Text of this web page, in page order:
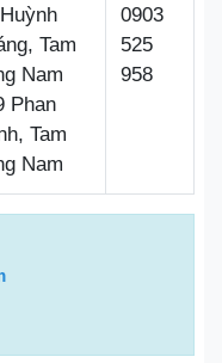
Tam
Nam
Phan
Tam
Nam
0903
525
958